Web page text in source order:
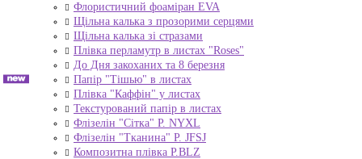
Флористичний фоаміран EVA
Щільна калька з прозорими серцями
Щільна калька зі стразами
Плівка перламутр в листах "Roses"
До Дня закоханих та 8 березня
Папір "Тішью" в листах
Плівка "Каффін" у листах
Текстурований папір в листах
Флізелін "Сітка" P. NYXL
Флізелін "Тканина" P. JFSJ
Композитна плівка Р.BLZ